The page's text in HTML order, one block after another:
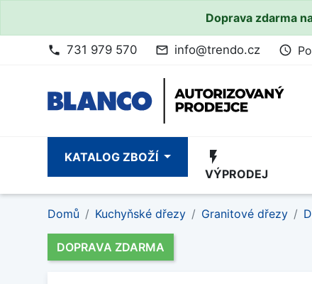
Doprava zdarma
phone 731 979 570 mail_outline info@trendo.cz access_time
KATALOG ZBOŽÍ flash_on
VÝPRODEJ
Domů Kuchyňské dřezy Granitové dřezy
DOPRAVA ZDARMA